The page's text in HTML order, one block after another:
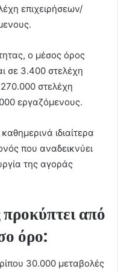
επιχειρήσεων/
ο μέσος όρος
σε 3.400 στελέχη
στελέχη
εργαζόμενους.
ιδιαίτερα
που αναδεικνύει
της αγοράς
από
όρο:
30.000 μεταβολές